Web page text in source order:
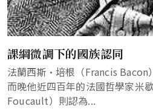
課綱微調下的國族認同
法蘭西斯•培根（Francis Bacon
而晚他近四百年的法國哲學家米
Foucault）則認為...